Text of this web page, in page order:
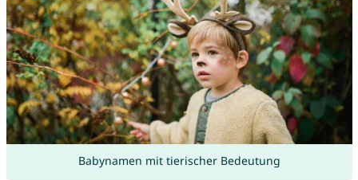
Babynamen mit tierischer Bedeutung